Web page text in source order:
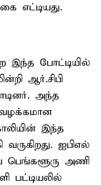
எட்டியது.
இந்த போட்டியில்
ஆர்.சிபி
அந்த
வழக்கமான
இந்த
ஐபிஎல்
பெங்களூரு அணி
பட்டியலில்